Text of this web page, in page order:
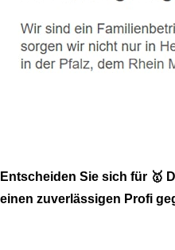
Entscheiden Sie sich für 🥇
einen zuverlässigen Profi